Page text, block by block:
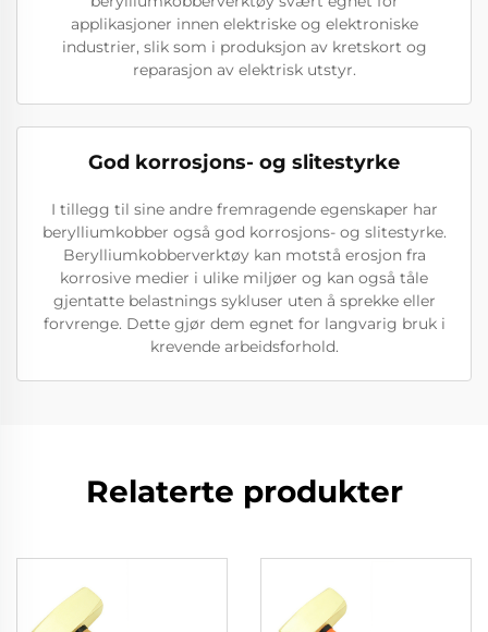
applikasjoner innen elektriske og elektroniske
industrier, slik som i produksjon av kretskort og
reparasjon av elektrisk utstyr.
God korrosjons- og slitestyrke
I tillegg til sine andre fremragende egenskaper har
berylliumkobber også god korrosjons- og slitestyrke.
Berylliumkobberverktøy kan motstå erosjon fra
korrosive medier i ulike miljøer og kan også tåle
gjentatte belastnings sykluser uten å sprekke eller
forvrenge. Dette gjør dem egnet for langvarig bruk i
krevende arbeidsforhold.
Relaterte produkter